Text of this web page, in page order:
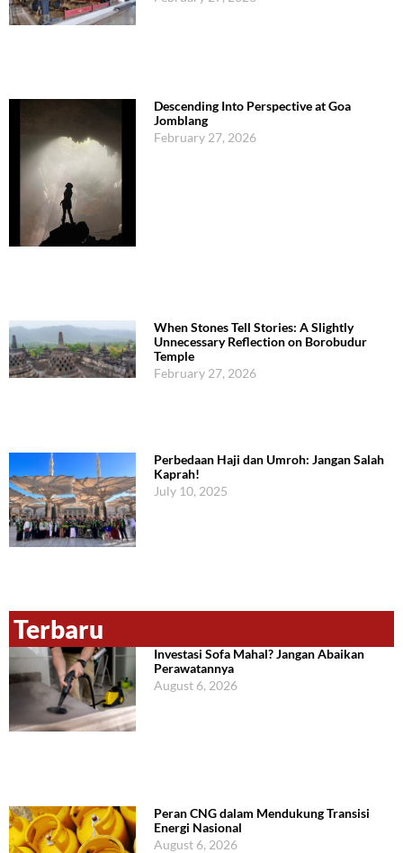
Descending Into Perspective at Goa
Jomblang
February 27, 2026
When Stones Tell Stories: A Slightly
Unnecessary Reflection on Borobudur
Temple
February 27, 2026
Perbedaan Haji dan Umroh: Jangan Salah
Kaprah!
July 10, 2025
Terbaru
Investasi Sofa Mahal? Jangan Abaikan
Perawatannya
August 6, 2026
Peran CNG dalam Mendukung Transisi
Energi Nasional
August 6, 2026